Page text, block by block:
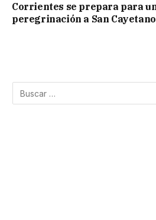
Corrientes se prepara para
peregrinación a San Cayetano